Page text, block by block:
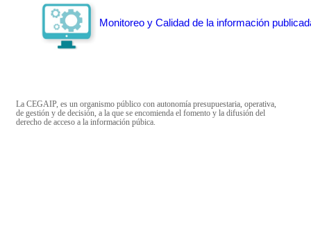
Monitoreo y Calidad de la información
La CEGAIP, es un organismo público con autonomía presupuestaria, operativa,
de gestión y de decisión, a la que se encomienda el fomento y la difusión del
derecho de acceso a la información púbica.